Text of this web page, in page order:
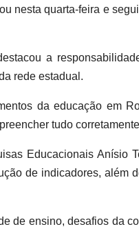
nesta quarta-feira e
a
rede estadual.
da educação em
tudo
Educacionais Anísio
de indicadores, além
de ensino, desafios da